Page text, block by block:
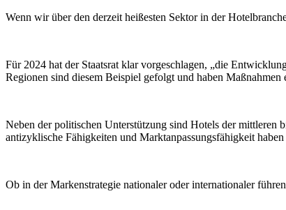
Wenn wir über den derzeit heißesten Sektor in der
Für 2024 hat der Staatsrat klar vorgeschlagen, „die
Regionen sind diesem Beispiel gefolgt und haben
Neben der politischen Unterstützung sind Hotels der mittleren
antizyklische Fähigkeiten und Marktanpassungsfähigkeit
Ob in der Markenstrategie nationaler oder internationaler